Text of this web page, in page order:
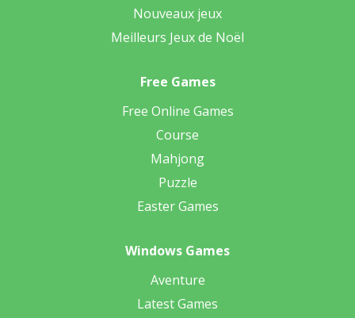
Nouveaux jeux
Meilleurs Jeux de Noël
Free Games
Free Online Games
Course
Mahjong
Puzzle
Easter Games
Windows Games
Aventure
Latest Games